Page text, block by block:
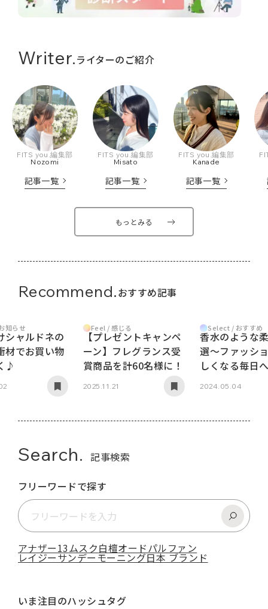
Writer.ライターのご紹介
FITS you.編集部
Nozomi
記事一覧
FITS you.編集部
Misato
記事一覧
FITS you.編集部
Kanade
記事一覧
もっとみる
Recommend.おすすめ記事
知らせ
シャルドネの
材でお買い物
♪
Feel / 感じる
【プレゼントキャンペ
ーン】フレグランス受
賞商品を計60名様に！
2025.11.21
Select / おすすめ
香水のような
選～ファッシ
しくなる毎日
2024.05.04
Search. 記事検索
フリーワードで探す
アナザー13ムスク白檀オードパルファン
レイジーサンデーモーニング日本 ブランド
いま注目のハッシュタグ